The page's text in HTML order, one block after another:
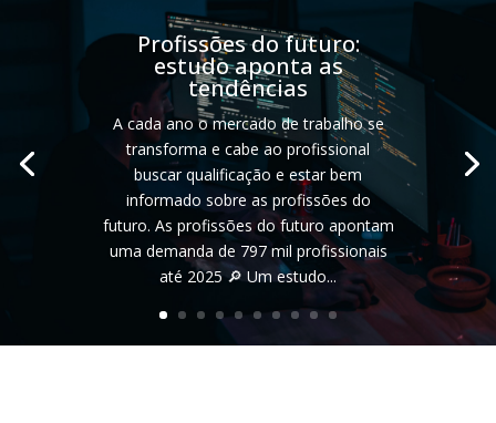
Profissões do futuro:
estudo aponta as
tendências
A cada ano o mercado de trabalho se
transforma e cabe ao profissional
buscar qualificação e estar bem
informado sobre as profissões do
futuro. As profissões do futuro apontam
uma demanda de 797 mil profissionais
até 2025 🔎 Um estudo...